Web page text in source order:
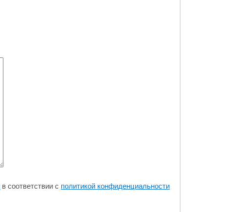
в соответствии с политикой конфиденциальности